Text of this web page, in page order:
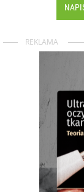
REKLAMA